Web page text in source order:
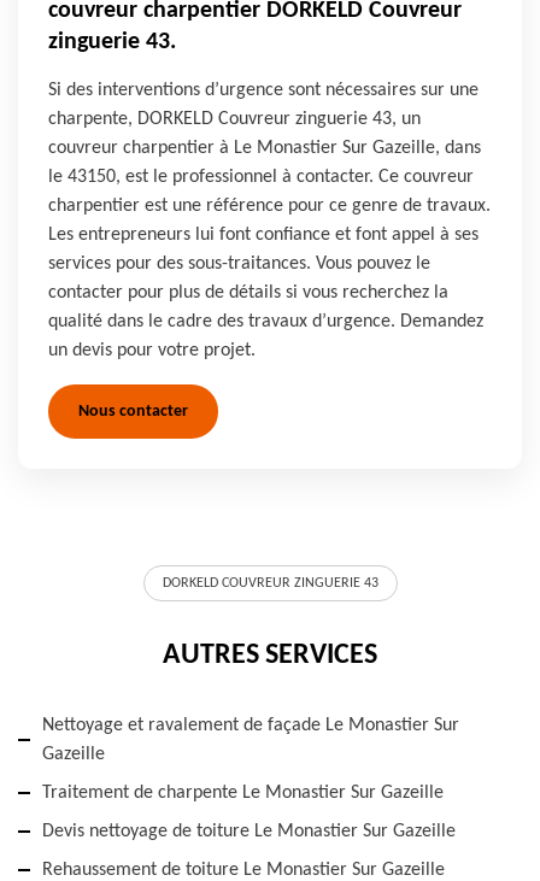
couvreur charpentier DORKELD Couvreur
zinguerie 43.
Si des interventions d’urgence sont nécessaires sur une
charpente, DORKELD Couvreur zinguerie 43, un
couvreur charpentier à Le Monastier Sur Gazeille, dans
le 43150, est le professionnel à contacter. Ce couvreur
charpentier est une référence pour ce genre de travaux.
Les entrepreneurs lui font confiance et font appel à ses
services pour des sous-traitances. Vous pouvez le
contacter pour plus de détails si vous recherchez la
qualité dans le cadre des travaux d’urgence. Demandez
un devis pour votre projet.
Nous contacter
DORKELD COUVREUR ZINGUERIE 43
AUTRES SERVICES
Nettoyage et ravalement de façade Le Monastier Sur
Gazeille
Traitement de charpente Le Monastier Sur Gazeille
Devis nettoyage de toiture Le Monastier Sur Gazeille
Rehaussement de toiture Le Monastier Sur Gazeille